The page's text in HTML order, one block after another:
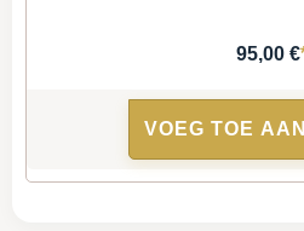
95,00 €
VOEG TOE